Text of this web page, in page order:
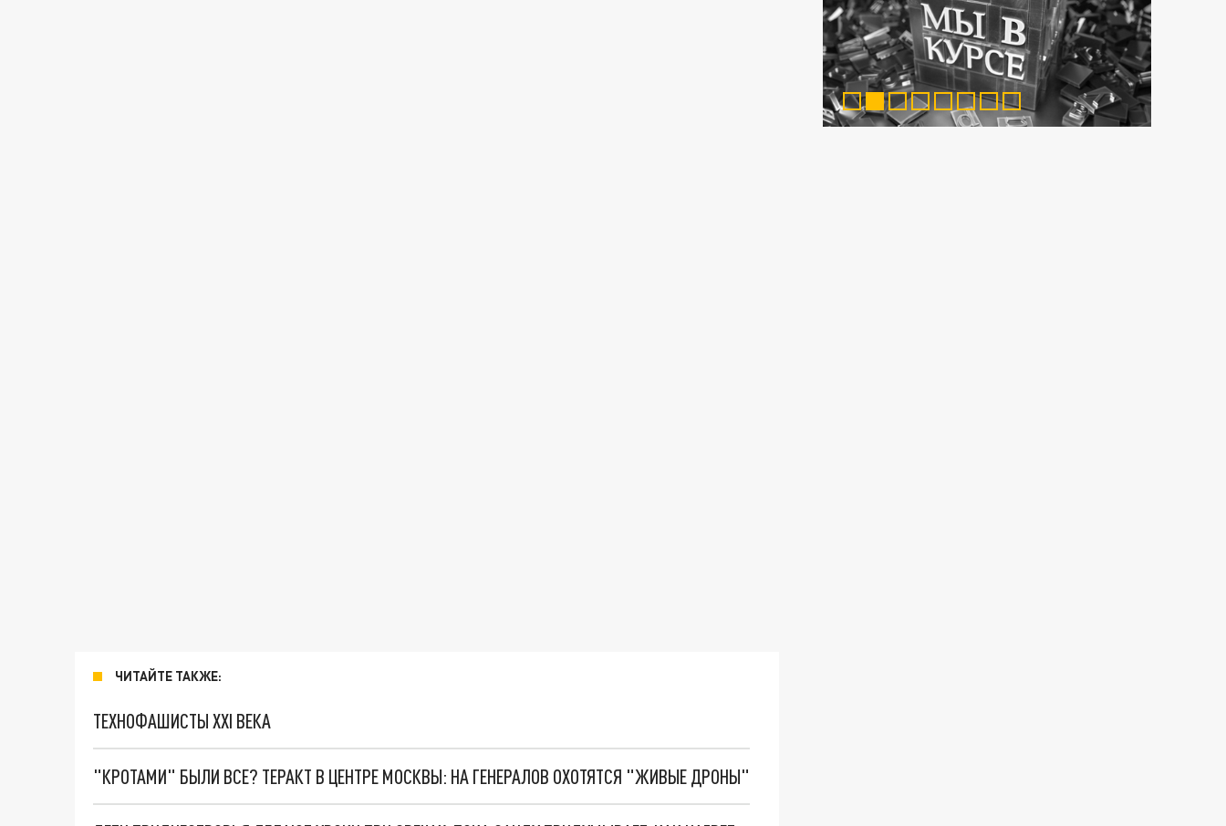
ЧИТАЙТЕ ТАКЖЕ:
ТЕХНОФАШИСТЫ XXI ВЕКА
"КРОТАМИ" БЫЛИ ВСЕ? ТЕРАКТ В ЦЕНТРЕ МОСКВЫ: НА ГЕНЕРАЛОВ ОХОТЯТСЯ "ЖИВЫЕ ДРОНЫ"